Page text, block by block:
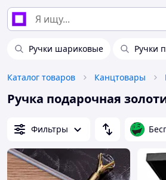
Ручки шариковые Ручки
Каталог товаров Канцтовары
Ручка подарочная
Фильтры